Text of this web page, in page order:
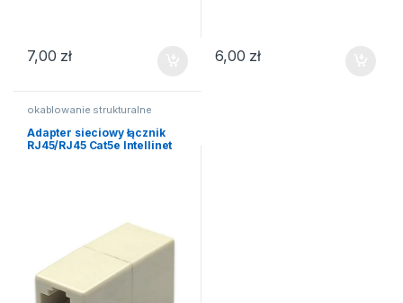
7,00 zł 6,00 zł
okablowanie strukturalne
Adapter sieciowy łącznik
RJ45/RJ45 Cat5e Intellinet